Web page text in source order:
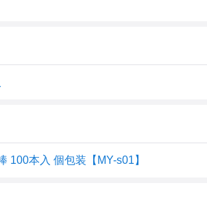
本入 個包装【MY-s01】